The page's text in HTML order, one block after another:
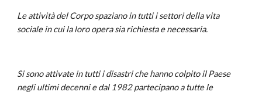
Le attività del Corpo spaziano in tutti i settori della vita
sociale in cui la loro opera sia richiesta e necessaria.
Si sono attivate in tutti i disastri che hanno colpito il Paese
negli ultimi decenni e dal 1982 partecipano a tutte le